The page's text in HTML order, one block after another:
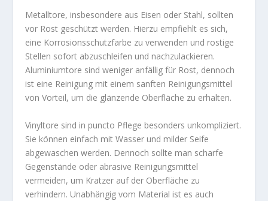
Metalltore, insbesondere aus Eisen oder Stahl, sollten
vor Rost geschützt werden. Hierzu empfiehlt es sich,
eine Korrosionsschutzfarbe zu verwenden und rostige
Stellen sofort abzuschleifen und nachzulackieren.
Aluminiumtore sind weniger anfällig für Rost, dennoch
ist eine Reinigung mit einem sanften Reinigungsmittel
von Vorteil, um die glänzende Oberfläche zu erhalten.
Vinyltore sind in puncto Pflege besonders unkompliziert.
Sie können einfach mit Wasser und milder Seife
abgewaschen werden. Dennoch sollte man scharfe
Gegenstände oder abrasive Reinigungsmittel
vermeiden, um Kratzer auf der Oberfläche zu
verhindern. Unabhängig vom Material ist es auch